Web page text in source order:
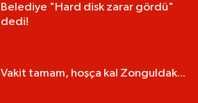
Belediye "Hard disk zarar gördü"
dedi!
Vakit tamam, hoşça kal Zonguldak...